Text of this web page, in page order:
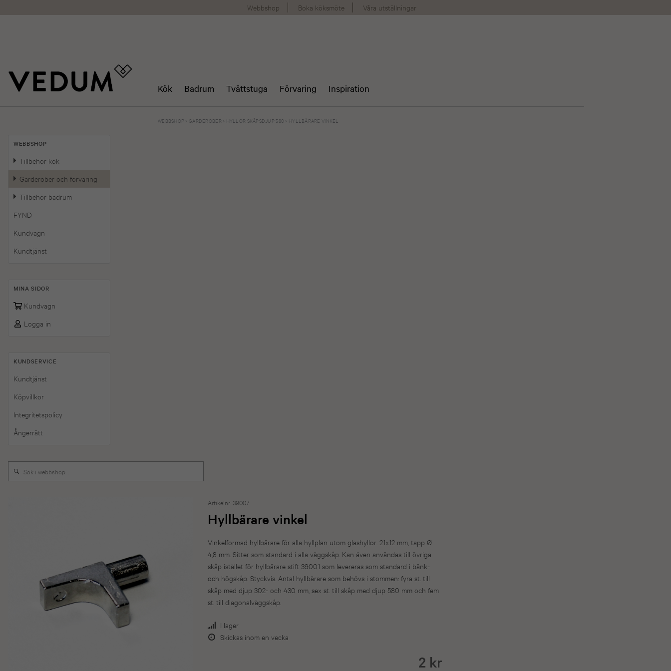
Webbshop Boka köksmöte Våra utställningar
Kök Badrum Tvättstuga Förvaring Inspiration
WEBBSHOP GARDEROBER HYLLOR SKÅPSDJUP 580 HYLLBÄRARE VINKEL
WEBBSHOP
Tillbehör kök
Garderober och förvaring
Tillbehör badrum
FYND
Kundvagn
Kundtjänst
MINA SIDOR
Kundvagn
Logga in
KUNDSERVICE
Kundtjänst
Köpvillkor
Integritetspolicy
Ångerrätt
Artikelnr. 39007
Hyllbärare vinkel
Vinkelformad hyllbärare för alla hyllplan utom glashyllor. 21x12 mm, tapp Ø
4,8 mm. Sitter som standard i alla väggskåp. Kan även användas till övriga
skåp istället för hyllbärare stift 39001 som levereras som standard i bänk-
och högskåp. Styckvis. Antal hyllbärare som behövs i stommen: fyra st. till
skåp med djup 302- och 430 mm, sex st. till skåp med djup 580 mm och fem
st. till diagonalväggskåp.
I lager
Skickas inom en vecka
2 kr